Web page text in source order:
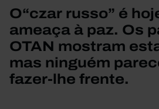
O“czar russo” é
ameaça à paz. Os
OTAN mostram
mas ninguém
fazer-lhe frente.